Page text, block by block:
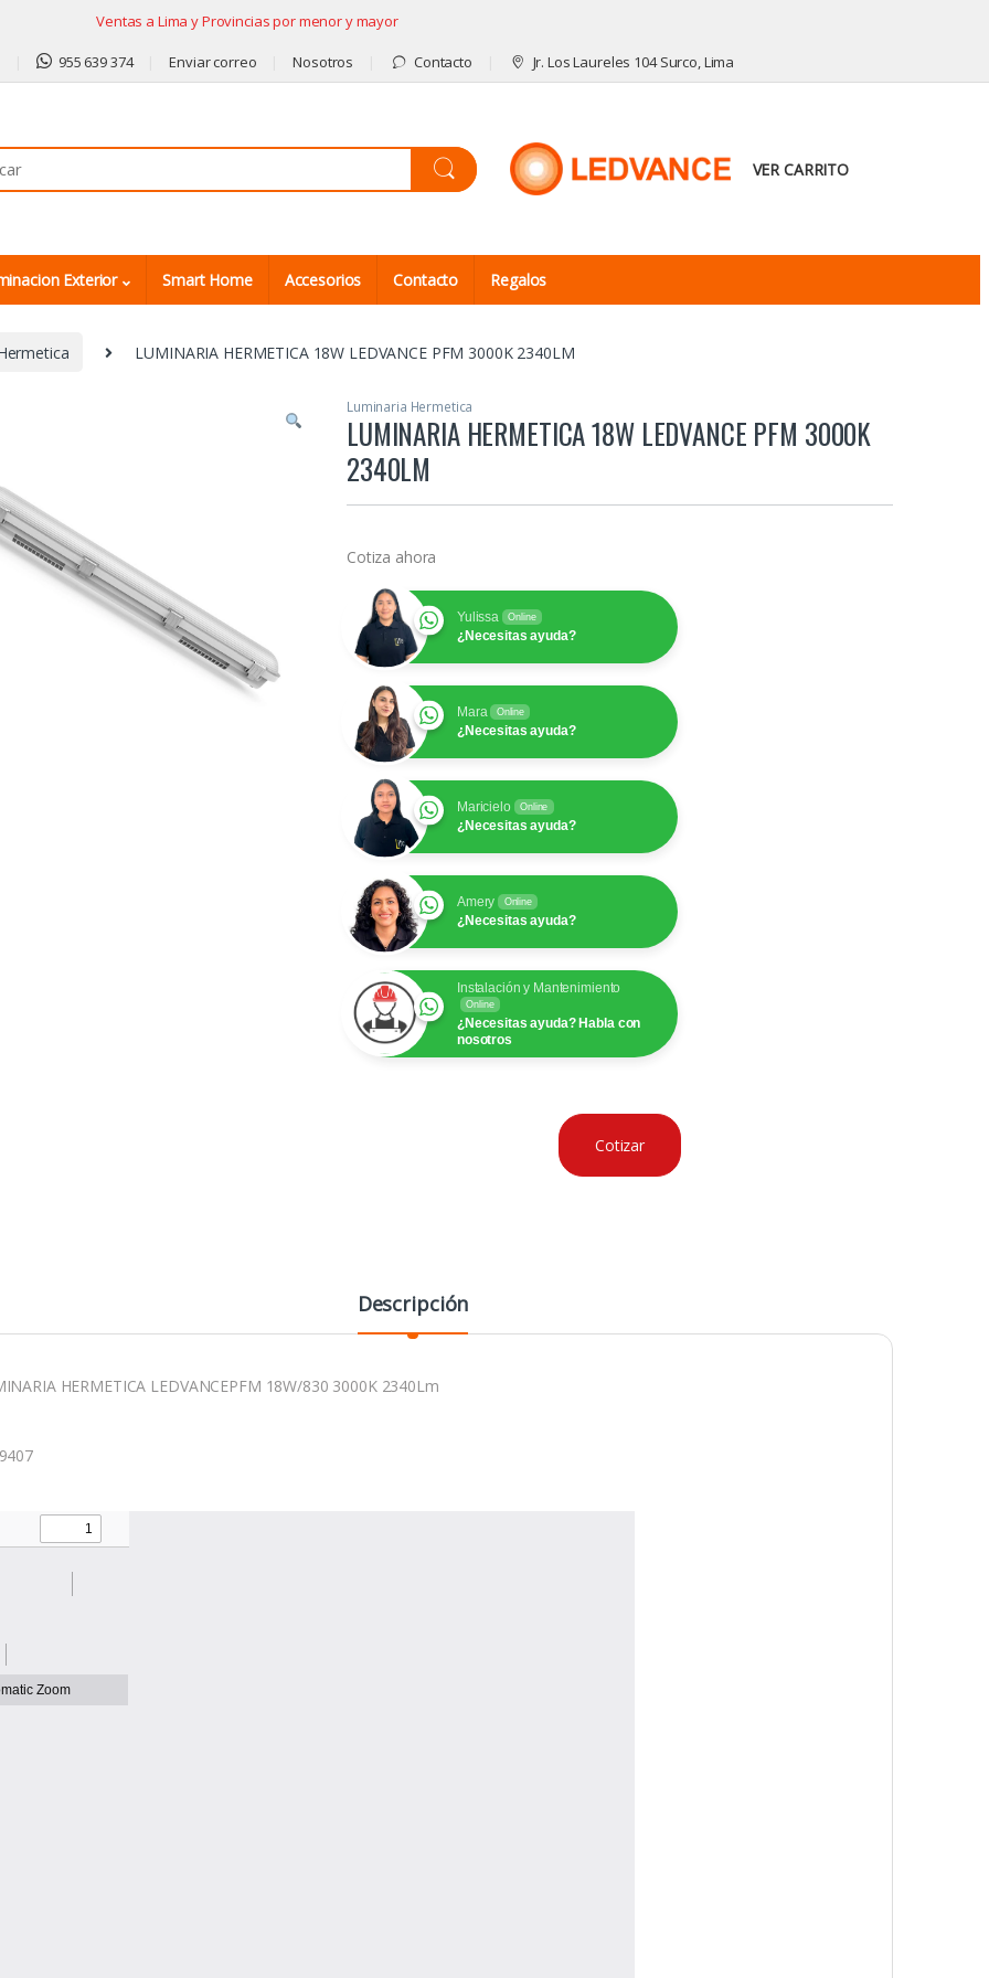
Ventas a Lima y Provincias por menor y mayor
955 639 374 Enviar correo Nosotros Contacto Jr. Los Laureles 104 Surco, Lima
VER CARRITO
Exterior Smart Home Accesorios Contacto Regalos
LUMINARIA HERMETICA 18W LEDVANCE PFM 3000K 2340LM
Luminaria Hermetica
LUMINARIA HERMETICA 18W LEDVANCE PFM 3000K
2340LM
Cotiza ahora
Yulissa Online
¿Necesitas ayuda?
Mara Online
¿Necesitas ayuda?
Maricielo Online
¿Necesitas ayuda?
Amery Online
¿Necesitas ayuda?
Instalación y Mantenimiento
Online
¿Necesitas ayuda? Habla con
nosotros
Cotizar
Descripción
HERMETICA LEDVANCEPFM 18W/830 3000K 2340Lm